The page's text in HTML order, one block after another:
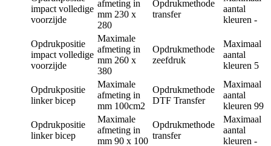
impact volledige
voorzijde
afmeting in
mm 230 x
280
Opdrukmethode
transfer
aantal
kleuren -
Opdrukpositie
impact volledige
voorzijde
Maximale
afmeting in
mm 260 x
380
Opdrukmethode
zeefdruk
Maximaal
aantal
kleuren 5
Opdrukpositie
linker bicep
Maximale
afmeting in
mm 100cm2
Opdrukmethode
DTF Transfer
Maximaal
aantal
kleuren 99
Opdrukpositie
linker bicep
Maximale
afmeting in
mm 90 x 100
Opdrukmethode
transfer
Maximaal
aantal
kleuren -